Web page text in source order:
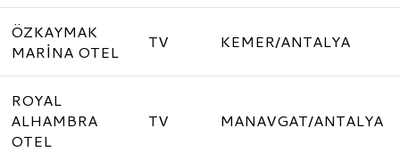
ÖZKAYMAK
MARİNA OTEL
TV KEMER/ANTALYA
ROYAL
ALHAMBRA
OTEL
TV MANAVGAT/ANTALYA